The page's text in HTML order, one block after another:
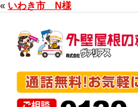
« いわき市 N様